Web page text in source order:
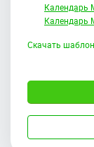
Календарь
Календарь
Скачать шаблон